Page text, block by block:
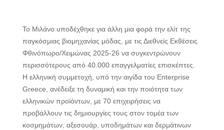
Το Μιλάνο υποδέχθηκε για άλλη μια φορά την ελίτ της
παγκόσμιας βιομηχανίας μόδας, με τις Διεθνείς Εκθέσεις
Φθινόπωρο/Χειμώνας 2025-26 να συγκεντρώνουν
περισσότερους από 40.000 επαγγελματίες επισκέπτες.
Η ελληνική συμμετοχή, υπό την αιγίδα του Enterprise
Greece, ανέδειξε τη δυναμική και την ποιότητα των
ελληνικών προϊόντων, με 70 επιχειρήσεις να
προβάλλουν τις δημιουργίες τους στον τομέα των
κοσμημάτων, αξεσουάρ, υποδημάτων και δερμάτινων